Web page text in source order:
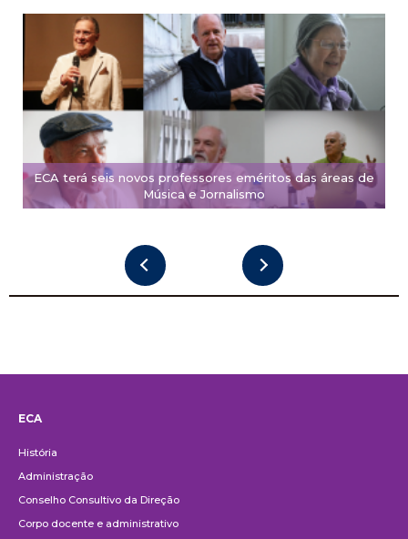
ECA terá seis novos professores eméritos das áreas de
Música e Jornalismo
ECA
História
Administração
Conselho Consultivo da Direção
Corpo docente e administrativo